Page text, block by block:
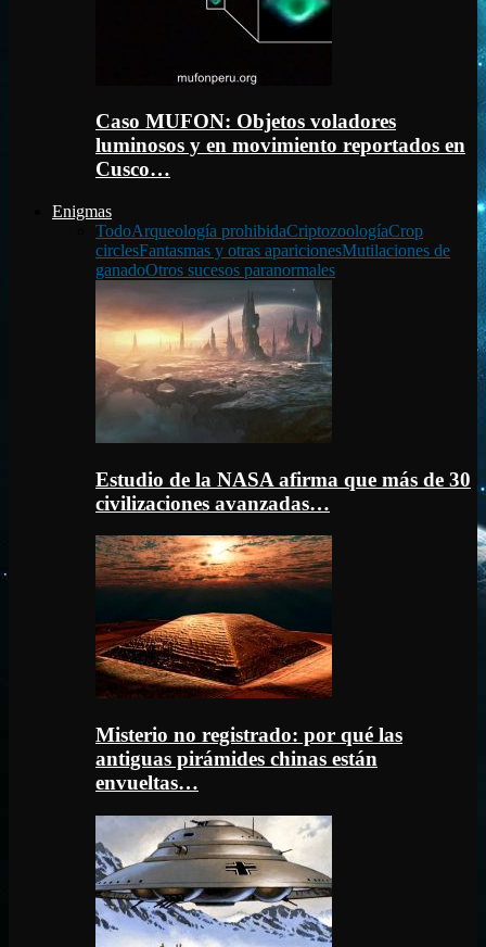
Caso MUFON: Objetos voladores
luminosos y en movimiento reportados en
Cusco…
Enigmas
TodoArqueología prohibidaCriptozoologíaCrop
circlesFantasmas y otras aparicionesMutilaciones de
ganadoOtros sucesos paranormales
Estudio de la NASA afirma que más de 30
civilizaciones avanzadas…
Misterio no registrado: por qué las
antiguas pirámides chinas están
envueltas…